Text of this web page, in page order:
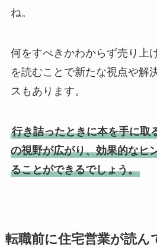
ね。
何をすべきかわからず売り上
を読むことで新たな視点や解
スもあります。
行き詰ったときに本を手に取
の視野が広がり、効果的なヒ
ることができるでしょう。
転職前に住宅営業が読ん